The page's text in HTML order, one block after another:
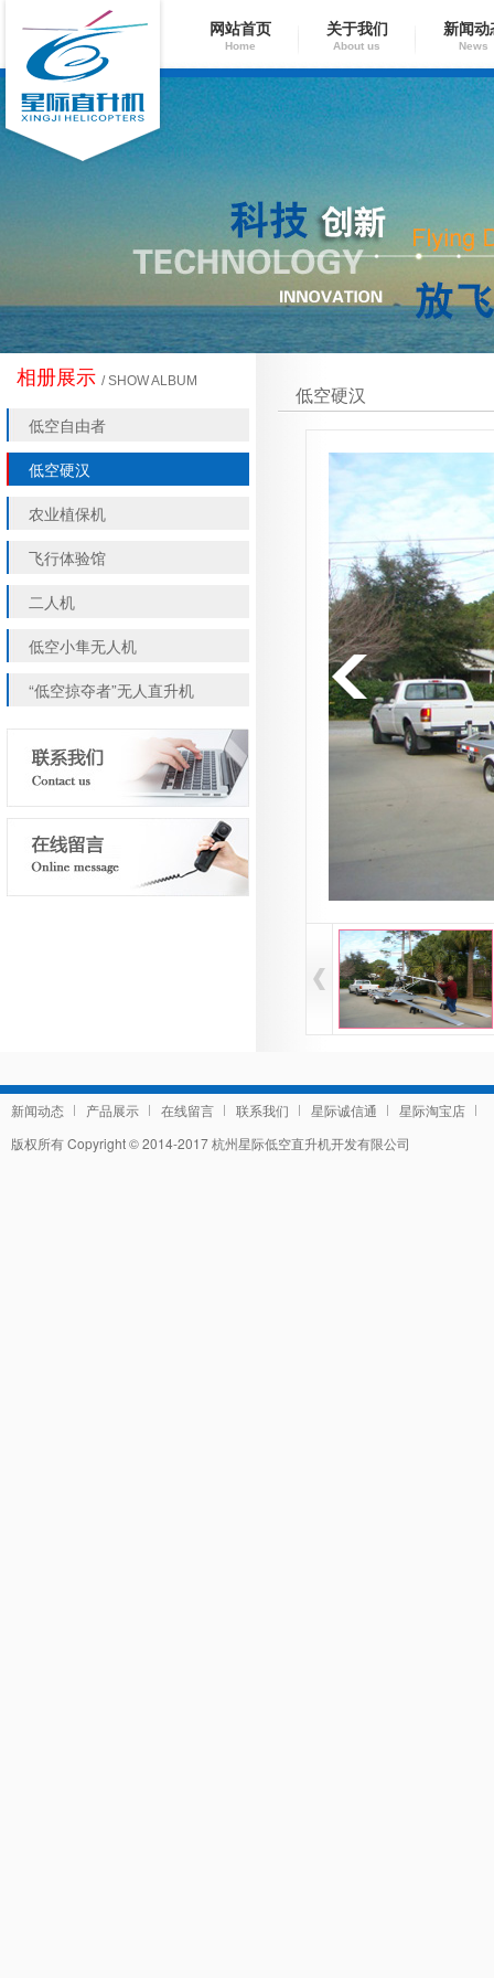
网站首页
Home
关于我们
About us
新闻动
News
相册展示 / SHOW ALBUM
低空自由者
低空硬汉
农业植保机
飞行体验馆
二人机
低空小隼无人机
“低空掠夺者”无人直升机
低空硬汉
新闻动态 产品展示 在线留言 联系我们 星际诚信通
星际淘宝店
版权所有 Copyright © 2014-2017 杭州星际低空直升机开发有限公司